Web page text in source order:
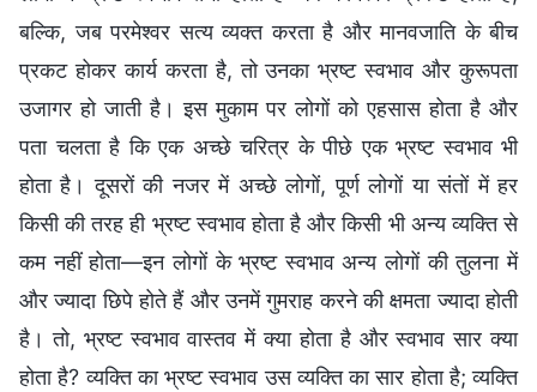
बल्कि, जब परमेश्वर सत्य व्यक्त करता है और मानवजाति के बीच
प्रकट होकर कार्य करता है, तो उनका भ्रष्ट स्वभाव और कुरूपता
उजागर हो जाती है। इस मुकाम पर लोगों को एहसास होता है और
पता चलता है कि एक अच्छे चरित्र के पीछे एक भ्रष्ट स्वभाव भी
होता है। दूसरों की नजर में अच्छे लोगों, पूर्ण लोगों या संतों में हर
किसी की तरह ही भ्रष्ट स्वभाव होता है और किसी भी अन्य व्यक्ति से
कम नहीं होता—इन लोगों के भ्रष्ट स्वभाव अन्य लोगों की तुलना में
और ज्यादा छिपे होते हैं और उनमें गुमराह करने की क्षमता ज्यादा होती
है। तो, भ्रष्ट स्वभाव वास्तव में क्या होता है और स्वभाव सार क्या
होता है? व्यक्ति का भ्रष्ट स्वभाव उस व्यक्ति का सार होता है; व्यक्ति